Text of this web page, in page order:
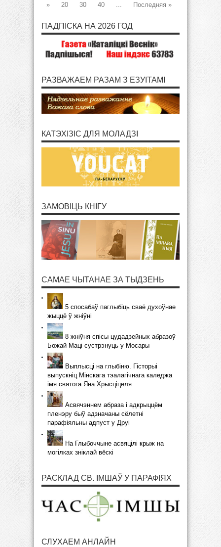
»
20 30 40 Последняя »
ПАДПІСКА НА 2026 ГОД
РАЗВАЖАЕМ РАЗАМ З ЕЗУІТАМІ
КАТЭХІЗІС ДЛЯ МОЛАДЗІ
ЗАМОВІЦЬ КНІГУ
САМАЕ ЧЫТАНАЕ ЗА ТЫДЗЕНЬ
5 спосабаў паглыбіць сваё духоўнае
жыццё ў жніўні
8 жніўня спісы цудадзейных абразоў
Божай Маці сустрэнуць у Мосары
Выплысці на глыбіню. Гісторыі
выпускніц Мінскага тэалагічнага каледжа
імя святога Яна Хрысціцеля
Асвячэннем абраза і адкрыццём
пленэру быў адзначаны сёлетні
парафіяльны адпуст у Друі
На Глыбоччыне асвяцілі крыж на
могілках зніклай вёскі
РАСКЛАД СВ. ІМШАЎ У ПАРАФІЯХ
СЛУХАЕМ АНЛАЙН